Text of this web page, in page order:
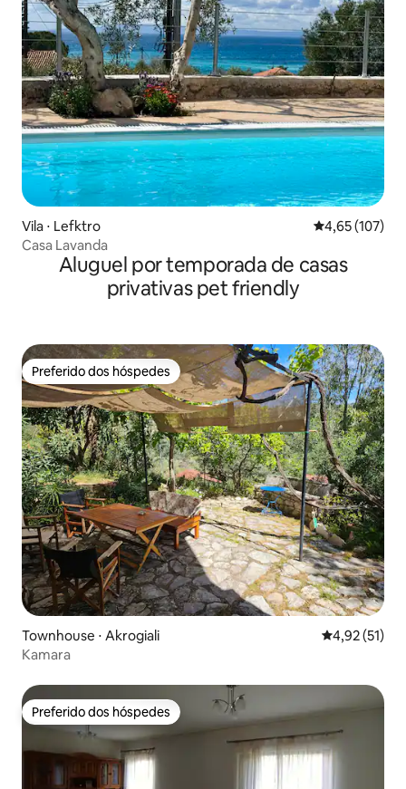
Vila ⋅ Lefktro 4,65 de uma
4,65 (107)
Casa Lavanda
Aluguel por temporada de casas
privativas pet friendly
Preferido dos hóspedes
Preferido dos hóspedes
Townhouse ⋅ Akrogiali 4,92 de uma
4,92 (51)
Kamara
Preferido dos hóspedes
Preferido dos hóspedes